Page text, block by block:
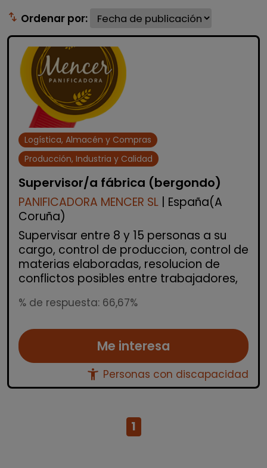
swap_vert Ordenar por:
Logística, Almacén y Compras
Producción, Industria y Calidad
Supervisor/a fábrica (bergondo)
PANIFICADORA MENCER SL | España(A
Coruña)
Supervisar entre 8 y 15 personas a su
cargo, control de produccion, control de
materias elaboradas, resolucion de
conflictos posibles entre trabajadores,
% de respuesta: 66,67%
Me interesa
accessibility_new Personas con discapacidad
1